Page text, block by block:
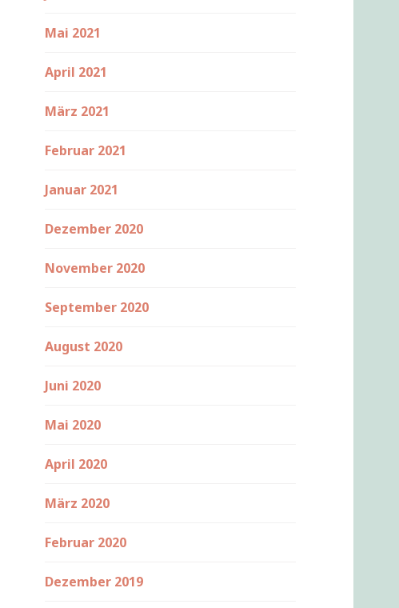
Mai 2021
April 2021
März 2021
Februar 2021
Januar 2021
Dezember 2020
November 2020
September 2020
August 2020
Juni 2020
Mai 2020
April 2020
März 2020
Februar 2020
Dezember 2019